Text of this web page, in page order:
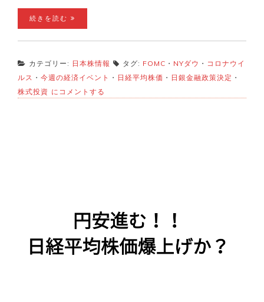
続きを読む
カテゴリー: 日本株情報 タグ: FOMC ・ NYダウ ・ コロナウイ
ルス ・ 今週の経済イベント ・ 日経平均株価 ・ 日銀金融政策決定 ・
株式投資 今
週
にコメントする